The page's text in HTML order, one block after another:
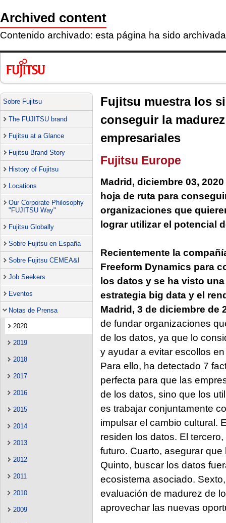
Archived content
Contenido archivado: esta página ha sido
Sobre Fujitsu
The FUJITSU brand
Fujitsu at a Glance
Fujitsu Brand Story
History of Fujitsu
Locations
Our Corporate Philosophy
"FUJITSU Way"
Fujitsu Globally
Sobre Fujitsu en España
Sobre Fujitsu CEMEA&I
Job Seekers
Eventos
Notas de Prensa
2020
2019
2018
2017
2016
2015
2014
2013
2012
2011
2010
2009
Fujitsu muestra los
conseguir la
empresariales
Fujitsu Europe
Madrid, diciembre 03, 2020
hoja de ruta para
organizaciones que
lograr utilizar el potencial
Recientemente la
Freeform Dynamics para
los datos y se ha visto
estrategia big data y el
Madrid, 3 de diciembre de
de fundar organizaciones
de los datos, ya que lo
y ayudar a evitar escollos
Para ello, ha detectado 7
perfecta para que las
de los datos, sino que los
es trabajar conjuntamente
impulsar el cambio cultural.
residen los datos. El
futuro. Cuarto, asegurar
Quinto, buscar los datos
ecosistema asociado.
evaluación de madurez de
aprovechar las nuevas